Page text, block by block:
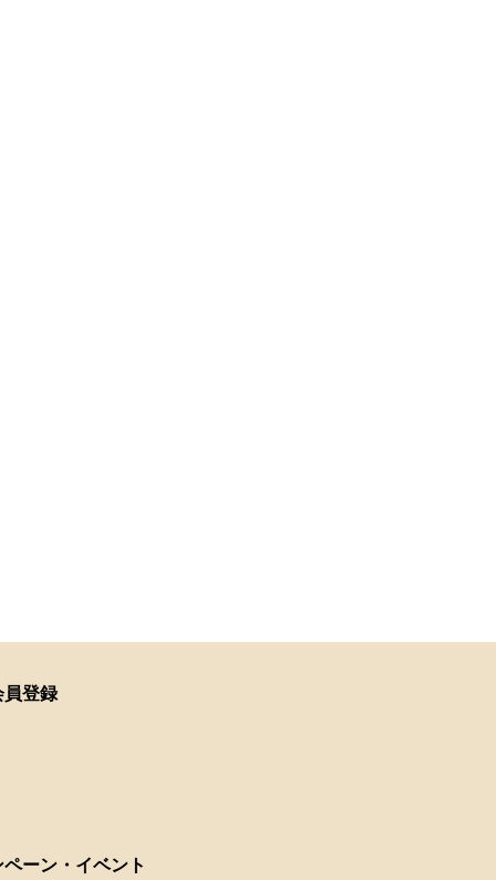
員登録
ペーン・イベント